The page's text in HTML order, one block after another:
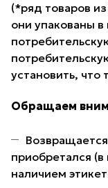
(*ряд товаров
они упакованы
установить, что
Обращаем
приобретался (в
наличием